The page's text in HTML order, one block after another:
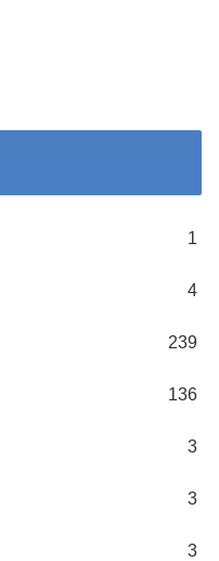
1
4
239
136
3
3
3